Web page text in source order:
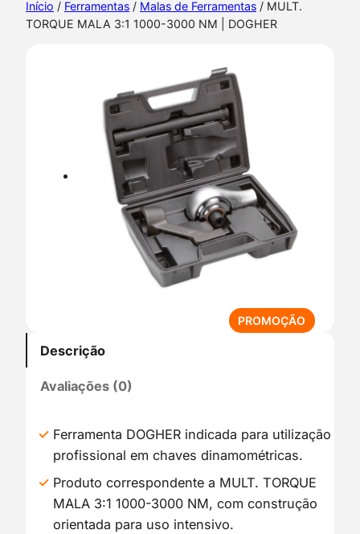
Início / Ferramentas / Malas de Ferramentas / MULT.
TORQUE MALA 3:1 1000-3000 NM | DOGHER
PROMOÇÃO
R
E
P
R
Descrição
Avaliações (0)
Ferramenta DOGHER indicada para utilização
profissional em chaves dinamométricas.
Produto correspondente a MULT. TORQUE
MALA 3:1 1000-3000 NM, com construção
orientada para uso intensivo.